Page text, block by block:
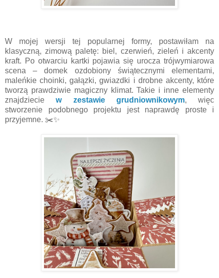
W mojej wersji tej popularnej formy, postawiłam na
klasyczną, zimową paletę: biel, czerwień, zieleń i akcenty
kraft. Po otwarciu kartki pojawia się urocza trójwymiarowa
scena – domek ozdobiony świątecznymi elementami,
maleńkie choinki, gałązki, gwiazdki i drobne akcenty, które
tworzą prawdziwie magiczny klimat. Takie i inne elementy
znajdzieciew zestawie grudniownikowym, więc
stworzenie podobnego projektu jest naprawdę proste i
przyjemne. ✂️✨